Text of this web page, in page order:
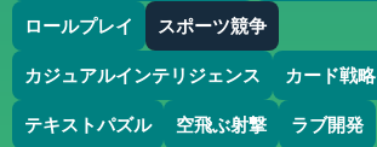
ロールプレイ スポーツ競争
カジュアルインテリジェンス カード戦略
テキストパズル 空飛ぶ射撃 ラブ開発